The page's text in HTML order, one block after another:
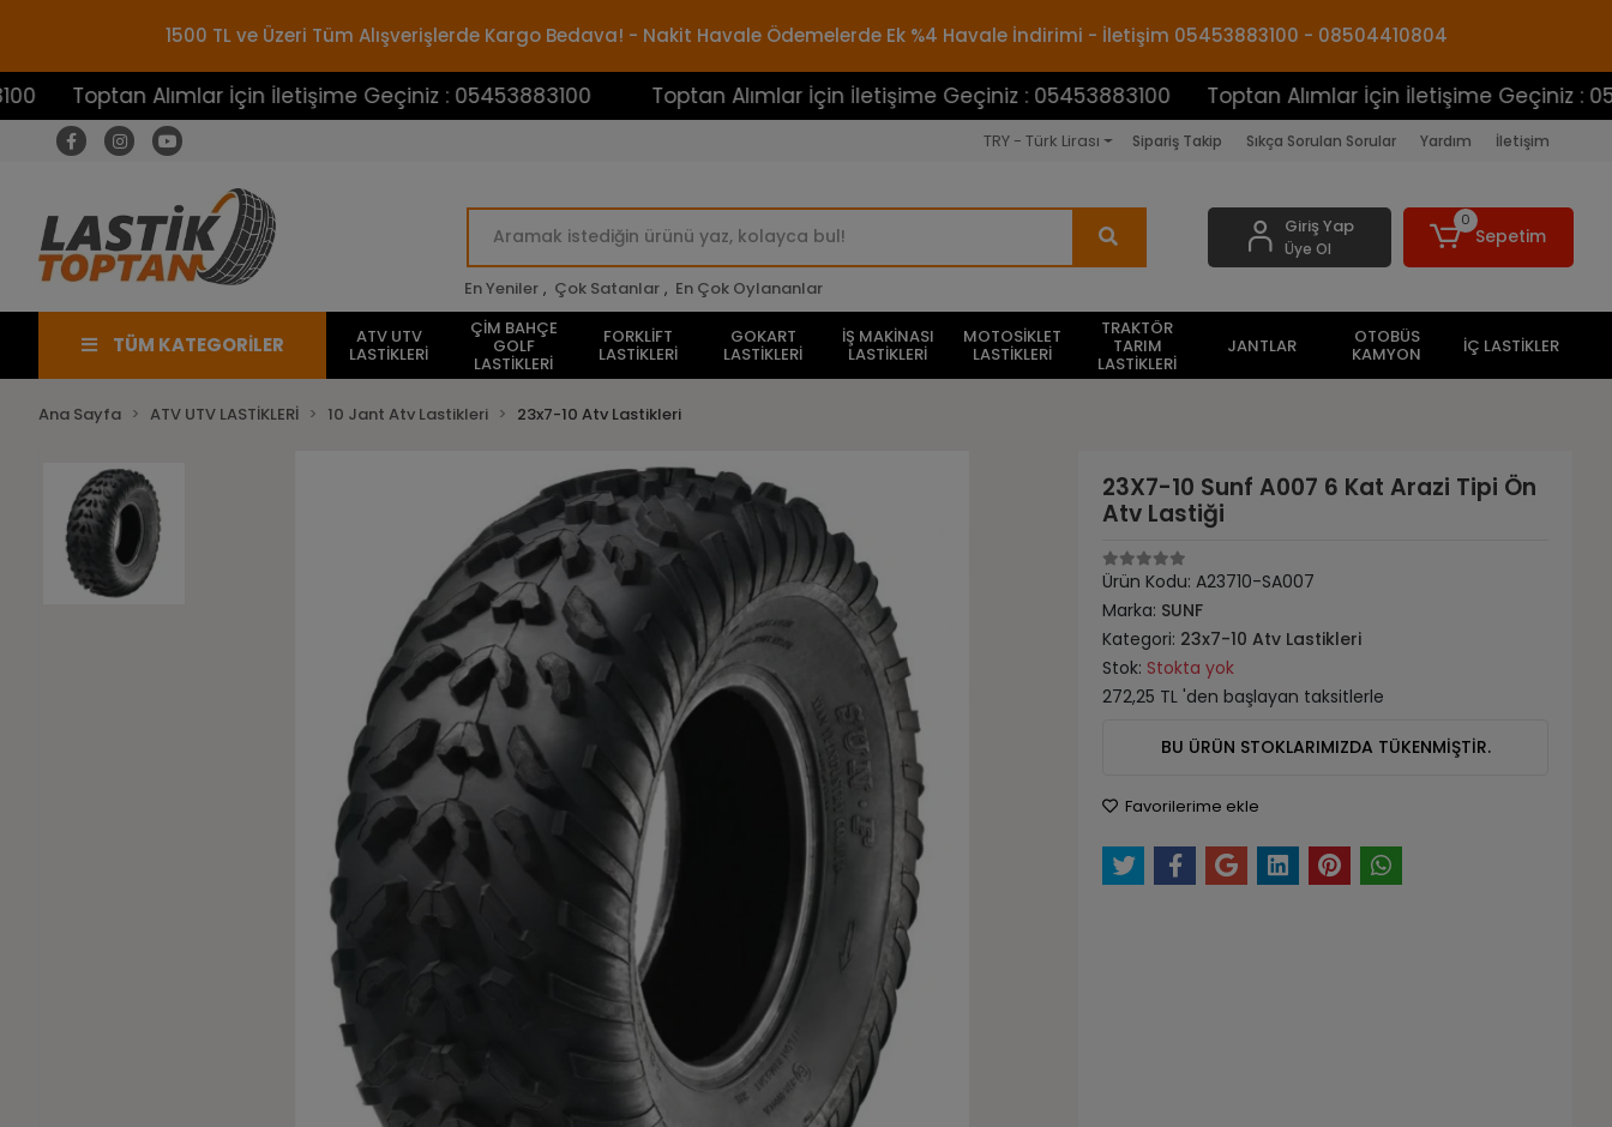
1500 TL ve Üzeri Tüm Alışverişlerde Kargo Bedava! - Nakit Havale Ödemelerde Ek %4 Havale İndirimi - İletişim 05453883100 - 08504410804
Alımlar İçin İletişime Geçiniz : 05453883100 Toptan Alımlar İçin İletişime Geçiniz : 05453883100 Toptan Alımlar İçin İletişime Geçiniz :
TRY - Türk Lirası Sipariş Takip Sıkça Sorulan Sorular Yardım İletişim
En Yeniler , Çok Satanlar , En Çok Oylananlar
Giriş Yap
Üye Ol
0
Sepetim
TÜM KATEGORİLER ATV UTV
LASTİKLERİ
ÇİM BAHÇE
GOLF
LASTİKLERİ
FORKLİFT
LASTİKLERİ
GOKART
LASTİKLERİ
İŞ MAKİNASI
LASTİKLERİ
MOTOSİKLET
LASTİKLERİ
TRAKTÖR
TARIM
LASTİKLERİ
JANTLAR OTOBÜS
KAMYON İÇ LASTİKLER
Ana Sayfa ATV UTV LASTİKLERİ 10 Jant Atv Lastikleri 23x7-10 Atv Lastikleri
23X7-10 Sunf A007 6 Kat Arazi Tipi Ön
Atv Lastiği
Ürün Kodu:A23710-SA007
Marka: SUNF
Kategori: 23x7-10 Atv Lastikleri
Stok: Stokta yok
272,25 TL 'den başlayan taksitlerle
BU ÜRÜN STOKLARIMIZDA TÜKENMİŞTİR.
Favorilerime ekle